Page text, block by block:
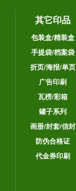
其它印品
包装盒/精装盒
手提袋/档案袋
折页/海报/单页
广告印刷
瓦楞/彩箱
罐子系列
画册/封套/信封
防伪合格证
代金券印刷